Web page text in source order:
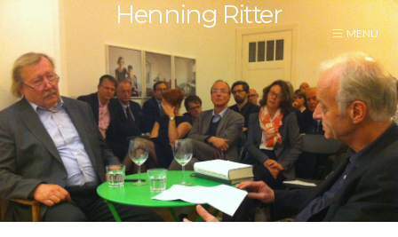
Henning Ritter